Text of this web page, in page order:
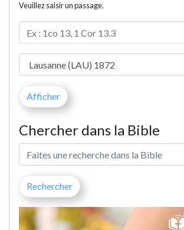
Veuillez saisir un passage.
Chercher dans la Bible